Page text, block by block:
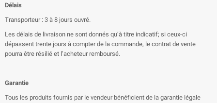
Délais
Transporteur : 3 à 8 jours ouvré.
Les délais de livraison ne sont donnés qu’à titre indicatif; si ceux-ci
dépassent trente jours à compter de la commande, le contrat de vente
pourra être résilié et l’acheteur remboursé.
Garantie
Tous les produits fournis par le vendeur bénéficient de la garantie légale